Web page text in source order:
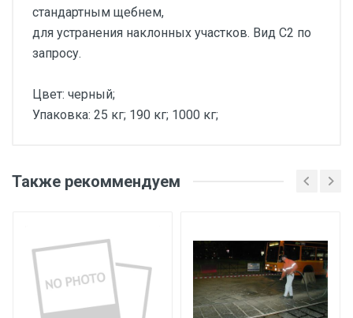
стандартным щебнем,
для устранения наклонных участков. Вид C2 по
запросу.
Цвет: черный;
Упаковка: 25 кг; 190 кг; 1000 кг;
Также рекоммендуем